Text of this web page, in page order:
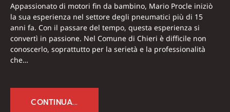
Appassionato di motori fin da bambino, Mario Procle iniziò
la sua esperienza nel settore degli pneumatici più di 15
anni fa. Con il passare del tempo, questa esperienza si
convertì in passione. Nel Comune di Chieri è difficile non
conoscerlo, soprattutto per la serietà e la professionalità
che…
CONTINUA...